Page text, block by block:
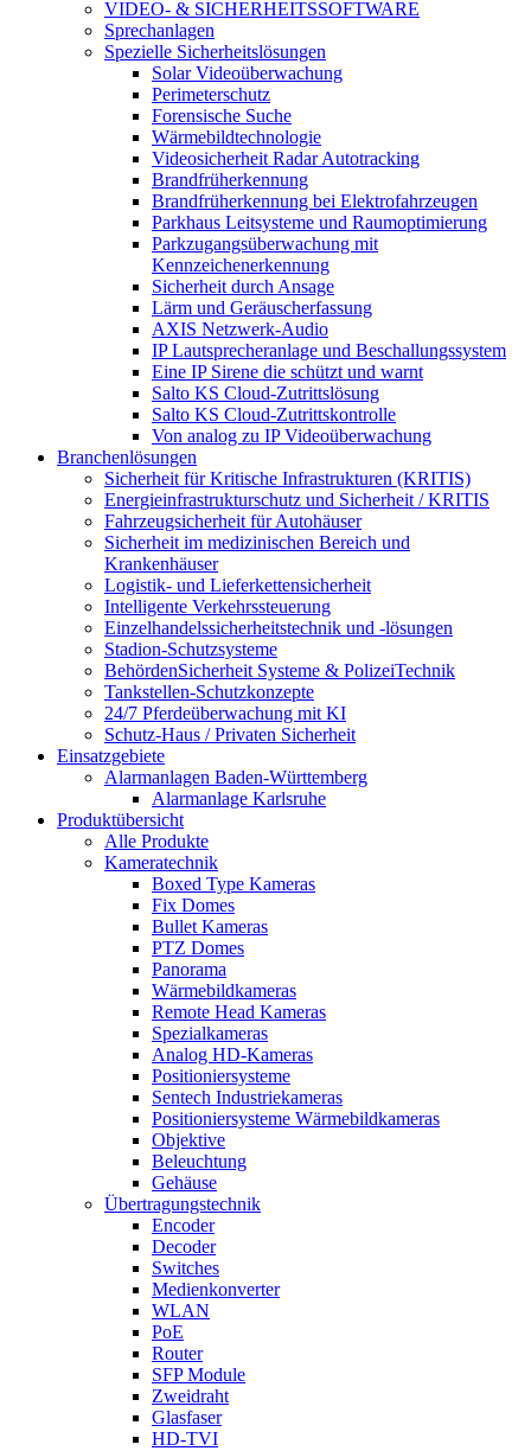
VIDEO- & SICHERHEITSSOFTWARE
Sprechanlagen
Spezielle Sicherheitslösungen
Solar Videoüberwachung
Perimeterschutz
Forensische Suche
Wärmebildtechnologie
Videosicherheit Radar Autotracking​
Brandfrüherkennung
Brandfrüherkennung bei Elektrofahrzeugen
Parkhaus Leitsysteme und Raumoptimierung
Parkzugangsüberwachung mit
Kennzeichenerkennung
Sicherheit durch Ansage
Lärm und Geräuscherfassung
AXIS Netzwerk-Audio
IP Lautsprecheranlage und Beschallungssystem
Eine IP Sirene die schützt und warnt
Salto KS Cloud-Zutrittslösung
Salto KS Cloud-Zutrittskontrolle
Von analog zu IP Videoüberwachung
Branchenlösungen
Sicherheit für Kritische Infrastrukturen (KRITIS)
Energieinfrastrukturschutz und Sicherheit / KRITIS
Fahrzeugsicherheit für Autohäuser
Sicherheit im medizinischen Bereich und
Krankenhäuser
Logistik- und Lieferkettensicherheit
Intelligente Verkehrssteuerung
Einzelhandelssicherheitstechnik und -lösungen
Stadion-Schutzsysteme
BehördenSicherheit Systeme & PolizeiTechnik
Tankstellen-Schutzkonzepte​
24/7 Pferdeüberwachung mit KI
Schutz-Haus / Privaten Sicherheit
Einsatzgebiete
Alarmanlagen Baden-Württemberg
Alarmanlage Karlsruhe
Produktübersicht
Alle Produkte
Kameratechnik
Boxed Type Kameras
Fix Domes
Bullet Kameras
PTZ Domes
Panorama
Wärmebildkameras
Remote Head Kameras
Spezialkameras
Analog HD-Kameras
Positioniersysteme
Sentech Industriekameras
Positioniersysteme Wärmebildkameras
Objektive
Beleuchtung
Gehäuse
Übertragungstechnik
Encoder
Decoder
Switches
Medienkonverter
WLAN
PoE
Router
SFP Module
Zweidraht
Glasfaser
HD-TVI